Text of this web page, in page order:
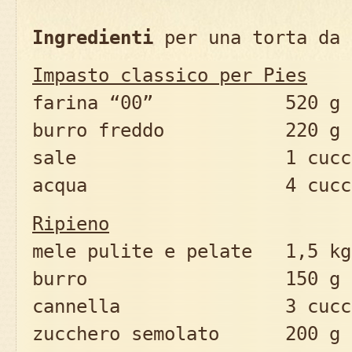
Ingredienti per una torta da
Impasto classico per Pies
farina “00” 520 g
burro freddo 220 g
sale 1
acqua 4
Ripieno
mele pulite e pelate 1,5 kg
burro 150 g
cannella 3
zucchero semolato 200 g